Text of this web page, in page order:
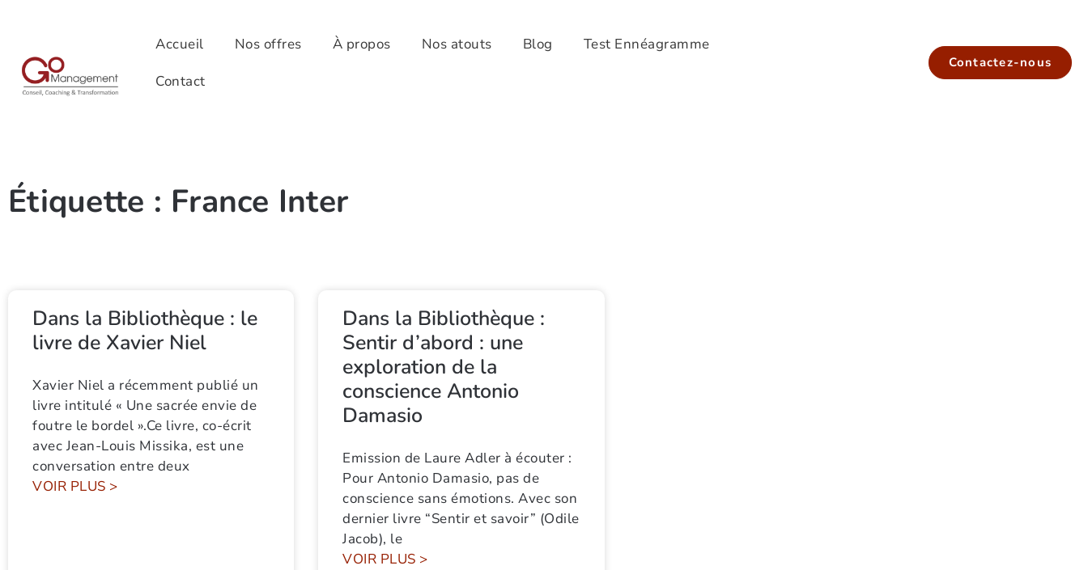
Accueil Nos offres À propos Nos atouts Blog
Test Ennéagramme
Contact
Contactez-nous
Étiquette : France Inter
Dans la Bibliothèque : le
livre de Xavier Niel
Xavier Niel a récemment publié un
livre intitulé « Une sacrée envie de
foutre le bordel ».Ce livre, co-écrit
avec Jean-Louis Missika, est une
conversation entre deux
VOIR PLUS >
Dans la Bibliothèque :
Sentir d’abord : une
exploration de la
conscience Antonio
Damasio
Emission de Laure Adler à écouter :
Pour Antonio Damasio, pas de
conscience sans émotions. Avec son
dernier livre “Sentir et savoir” (Odile
Jacob), le
VOIR PLUS >